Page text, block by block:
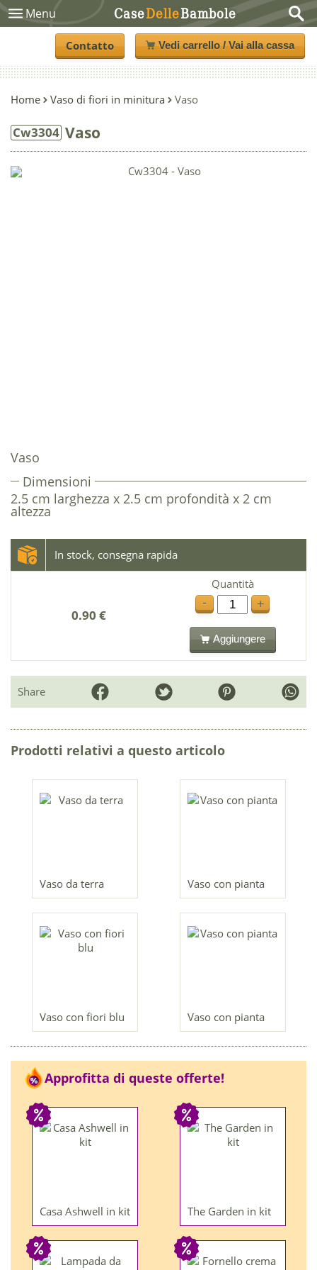
Menu CaseDelleBambole
Contatto Vedi carrello / Vai alla cassa
Cw3304 Vaso
Vaso
Dimensioni
2.5 cm larghezza x 2.5 cm profondità x 2 cm
altezza
In stock, consegna rapida
0.90 €
Quantità
-
+
Aggiungere
Share
Prodotti relativi a questo articolo
Vaso da terra Vaso con pianta
Vaso con fiori blu Vaso con pianta
Approfitta di queste offerte!
Casa Ashwell in kit The Garden in kit
Home Vaso di fiori in minitura Vaso